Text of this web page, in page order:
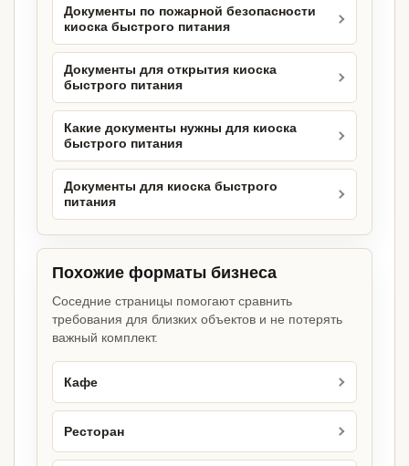
Документы по пожарной безопасности
киоска быстрого питания
Документы для открытия киоска
быстрого питания
Какие документы нужны для киоска
быстрого питания
Документы для киоска быстрого
питания
Похожие форматы бизнеса
Соседние страницы помогают сравнить
требования для близких объектов и не потерять
важный комплект.
Кафе
Ресторан